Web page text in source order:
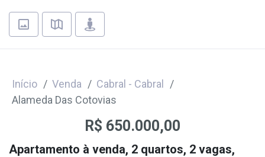
Início Venda
Cabral - Cabral
Alameda Das Cotovias
R$ 650.000,00
Apartamento à venda, 2 quartos, 2 vagas,